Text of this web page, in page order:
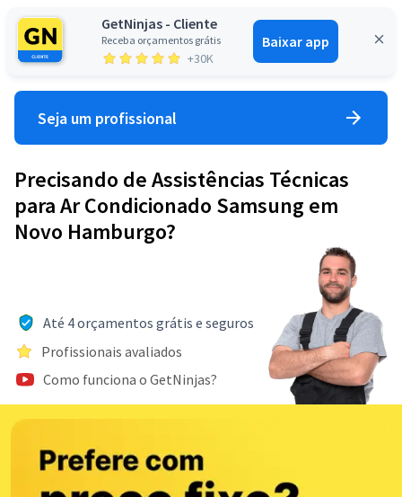
GetNinjas - Cliente
Receba orçamentos grátis
+30K
Baixar app
Entrar
Seja um profissional
Precisando de Assistências Técnicas
para Ar Condicionado Samsung em
Novo Hamburgo?
Até 4 orçamentos grátis e seguros
Profissionais avaliados
Como funciona o GetNinjas?